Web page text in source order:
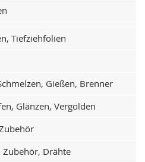
Tiefziehfolien
Gießen, Brenner
Glänzen, Vergolden
Drähte